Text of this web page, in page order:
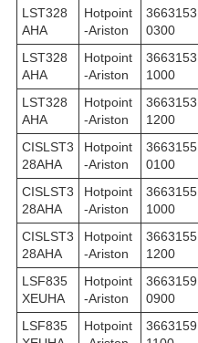
LST328
AHA
Hotpoint
-Ariston
3663153
0300
LST328
AHA
Hotpoint
-Ariston
3663153
1000
LST328
AHA
Hotpoint
-Ariston
3663153
1200
CISLST3
28AHA
Hotpoint
-Ariston
3663155
0100
CISLST3
28AHA
Hotpoint
-Ariston
3663155
1000
CISLST3
28AHA
Hotpoint
-Ariston
3663155
1200
LSF835
XEUHA
Hotpoint
-Ariston
3663159
0900
LSF835
Hotpoint
3663159